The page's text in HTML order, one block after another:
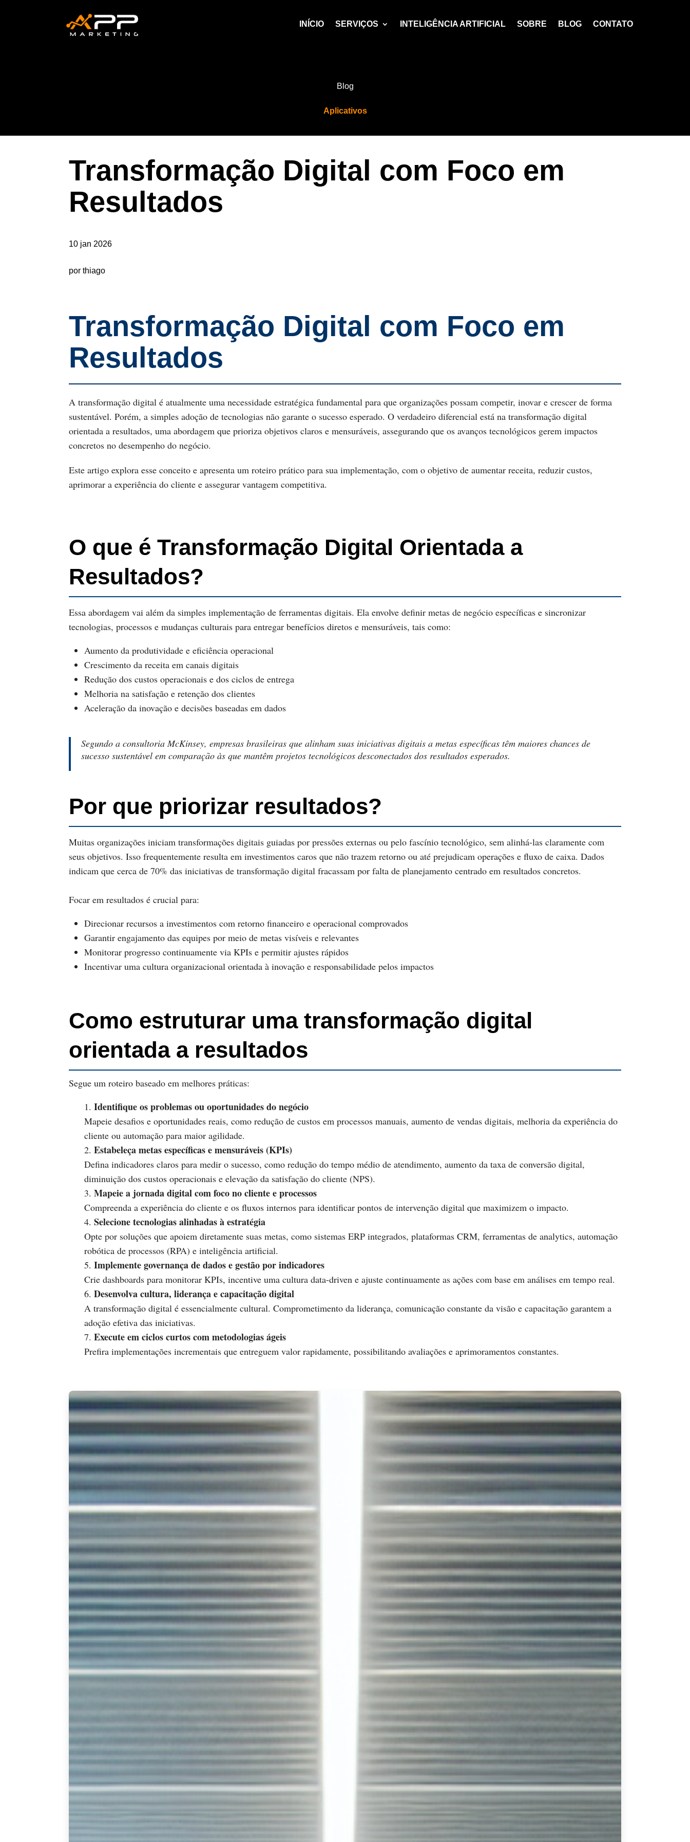
INÍCIO SERVIÇOS INTELIGÊNCIA ARTIFICIAL SOBRE BLOG CONTATO
Blog
Aplicativos
Transformação Digital com Foco em
Resultados
10 jan 2026
por thiago
Transformação Digital com Foco em
Resultados
A transformação digital é atualmente uma necessidade estratégica fundamental para que organizações possam competir, inovar e crescer de forma
sustentável. Porém, a simples adoção de tecnologias não garante o sucesso esperado. O verdadeiro diferencial está na transformação digital
orientada a resultados, uma abordagem que prioriza objetivos claros e mensuráveis, assegurando que os avanços tecnológicos gerem impactos
concretos no desempenho do negócio.
Este artigo explora esse conceito e apresenta um roteiro prático para sua implementação, com o objetivo de aumentar receita, reduzir custos,
aprimorar a experiência do cliente e assegurar vantagem competitiva.
O que é Transformação Digital Orientada a
Resultados?
Essa abordagem vai além da simples implementação de ferramentas digitais. Ela envolve definir metas de negócio específicas e sincronizar
tecnologias, processos e mudanças culturais para entregar benefícios diretos e mensuráveis, tais como:
Aumento da produtividade e eficiência operacional
Crescimento da receita em canais digitais
Redução dos custos operacionais e dos ciclos de entrega
Melhoria na satisfação e retenção dos clientes
Aceleração da inovação e decisões baseadas em dados
Segundo a consultoria McKinsey, empresas brasileiras que alinham suas iniciativas digitais a metas específicas têm maiores chances de
sucesso sustentável em comparação às que mantêm projetos tecnológicos desconectados dos resultados esperados.
Por que priorizar resultados?
Muitas organizações iniciam transformações digitais guiadas por pressões externas ou pelo fascínio tecnológico, sem alinhá-las claramente com
seus objetivos. Isso frequentemente resulta em investimentos caros que não trazem retorno ou até prejudicam operações e fluxo de caixa. Dados
indicam que cerca de 70% das iniciativas de transformação digital fracassam por falta de planejamento centrado em resultados concretos.
Focar em resultados é crucial para:
Direcionar recursos a investimentos com retorno financeiro e operacional comprovados
Garantir engajamento das equipes por meio de metas visíveis e relevantes
Monitorar progresso continuamente via KPIs e permitir ajustes rápidos
Incentivar uma cultura organizacional orientada à inovação e responsabilidade pelos impactos
Como estruturar uma transformação digital
orientada a resultados
Segue um roteiro baseado em melhores práticas:
Identifique os problemas ou oportunidades do negócio
Mapeie desafios e oportunidades reais, como redução de custos em processos manuais, aumento de vendas digitais, melhoria da experiência do
cliente ou automação para maior agilidade.
Estabeleça metas específicas e mensuráveis (KPIs)
Defina indicadores claros para medir o sucesso, como redução do tempo médio de atendimento, aumento da taxa de conversão digital,
diminuição dos custos operacionais e elevação da satisfação do cliente (NPS).
Mapeie a jornada digital com foco no cliente e processos
Compreenda a experiência do cliente e os fluxos internos para identificar pontos de intervenção digital que maximizem o impacto.
Selecione tecnologias alinhadas à estratégia
Opte por soluções que apoiem diretamente suas metas, como sistemas ERP integrados, plataformas CRM, ferramentas de analytics, automação
robótica de processos (RPA) e inteligência artificial.
Implemente governança de dados e gestão por indicadores
Crie dashboards para monitorar KPIs, incentive uma cultura data-driven e ajuste continuamente as ações com base em análises em tempo real.
Desenvolva cultura, liderança e capacitação digital
A transformação digital é essencialmente cultural. Comprometimento da liderança, comunicação constante da visão e capacitação garantem a
adoção efetiva das iniciativas.
Execute em ciclos curtos com metodologias ágeis
Prefira implementações incrementais que entreguem valor rapidamente, possibilitando avaliações e aprimoramentos constantes.